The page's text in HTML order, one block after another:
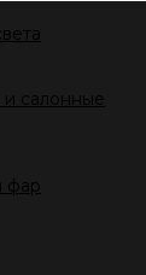
и салонные
фар